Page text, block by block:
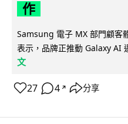
作
Samsung 電子 MX 部門顧客
表示，品牌正推動 Galaxy AI
文
27 4 ↗ 分享